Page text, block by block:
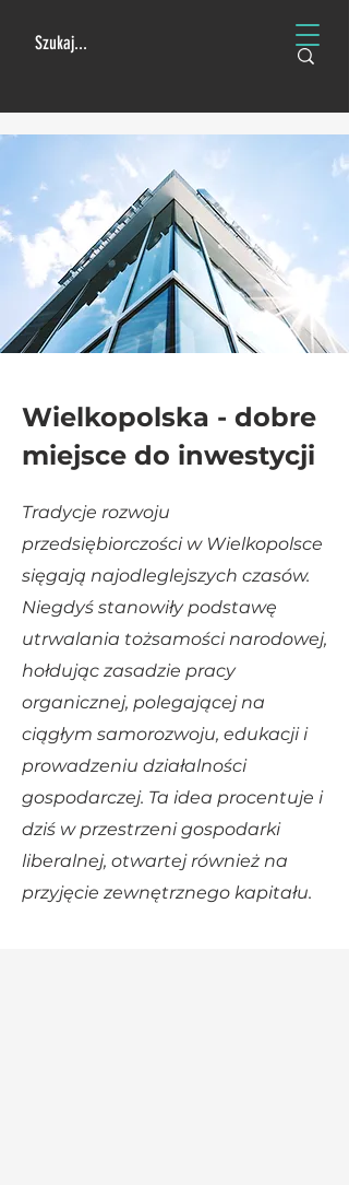
Wielkopolska - dobre
miejsce do inwestycji
Tradycje rozwoju
przedsiębiorczości w Wielkopolsce
sięgają najodleglejszych czasów.
Niegdyś stanowiły podstawę
utrwalania tożsamości narodowej,
hołdując zasadzie pracy
organicznej, polegającej na
ciągłym samorozwoju, edukacji i
prowadzeniu działalności
gospodarczej. Ta idea procentuje i
dziś w przestrzeni gospodarki
liberalnej, otwartej również na
przyjęcie zewnętrznego kapitału.